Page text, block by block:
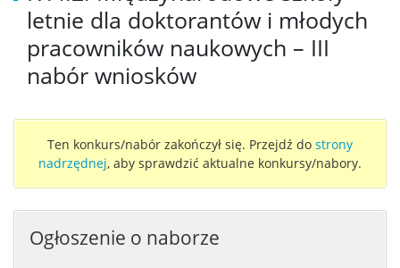
letnie dla doktorantów i młodych
pracowników naukowych – III
nabór wniosków
Ten konkurs/nabór zakończył się. Przejdź do strony
nadrzędnej, aby sprawdzić aktualne konkursy/nabory.
Ogłoszenie o naborze